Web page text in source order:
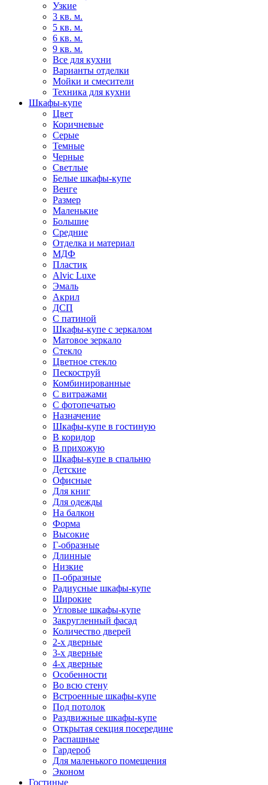
Узкие
3 кв. м.
5 кв. м.
6 кв. м.
9 кв. м.
Все для кухни
Варианты отделки
Мойки и смесители
Техника для кухни
Шкафы-купе
Цвет
Коричневые
Серые
Темные
Черные
Светлые
Белые шкафы-купе
Венге
Размер
Маленькие
Большие
Средние
Отделка и материал
МДФ
Пластик
Alvic Luxe
Эмаль
Акрил
ДСП
С патиной
Шкафы-купе с зеркалом
Матовое зеркало
Стекло
Цветное стекло
Пескоструй
Комбинированные
С витражами
С фотопечатью
Назначение
Шкафы-купе в гостиную
В коридор
В прихожую
Шкафы-купе в спальню
Детские
Офисные
Для книг
Для одежды
На балкон
Форма
Высокие
Г-образные
Длинные
Низкие
П-образные
Радиусные шкафы-купе
Широкие
Угловые шкафы-купе
Закругленный фасад
Количество дверей
2-х дверные
3-х дверные
4-х дверные
Особенности
Во всю стену
Встроенные шкафы-купе
Под потолок
Раздвижные шкафы-купе
Открытая секция посередине
Распашные
Гардероб
Для маленького помещения
Эконом
Гостиные